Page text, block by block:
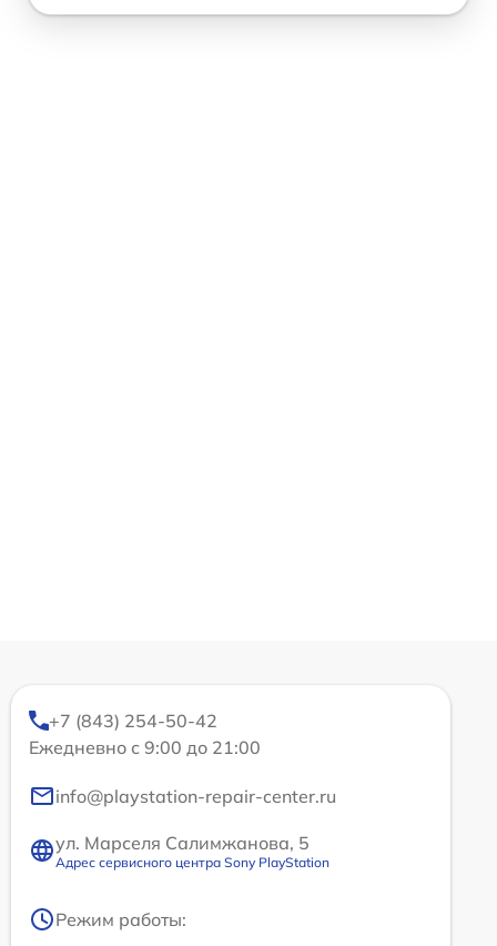
+7 (843) 254-50-42
Ежедневно с 9:00 до 21:00
info@playstation-repair-center.ru
ул. Марселя Салимжанова, 5
Адрес сервисного центра Sony PlayStation
Режим работы: